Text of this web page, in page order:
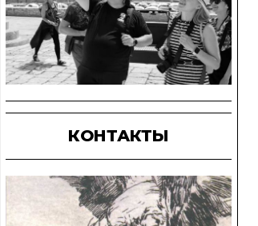
КОНТАКТЫ